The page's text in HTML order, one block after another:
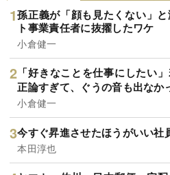
孫正義が「顔も見たくない」
ト事業責任者に抜擢したワケ
小倉健一
「好きなことを仕事にしたい
正論すぎて、ぐうの音も出なか
小倉健一
今すぐ昇進させたほうがいい社
本田淳也